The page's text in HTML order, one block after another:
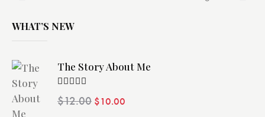
WHAT’S NEW
The Story About Me
Valorado
con4.00
$12.00 $10.00